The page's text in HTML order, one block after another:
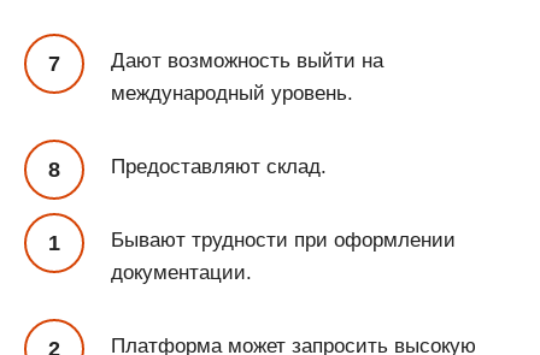
Дают возможность выйти на
международный уровень.
Предоставляют склад.
Бывают трудности при оформлении
документации.
Платформа может запросить высокую